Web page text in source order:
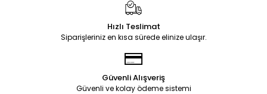
Hızlı Teslimat
Siparişleriniz en kısa sürede elinize ulaşır.
Güvenli Alışveriş
Güvenli ve kolay ödeme sistemi